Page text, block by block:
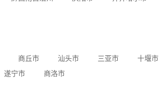
商丘市 汕头市 三亚市 十堰市
遂宁市 商洛市